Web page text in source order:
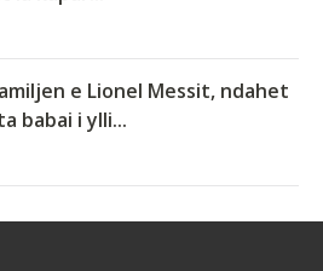
e Lionel Messit, ndahet
babai i ylli...